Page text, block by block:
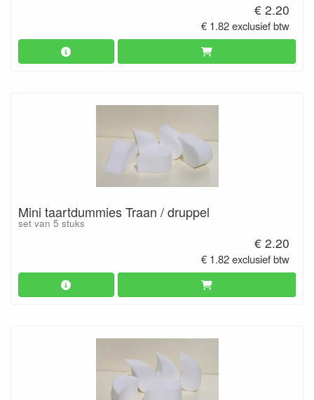
€ 2.20
€ 1.82 exclusief btw
Mini taartdummies Traan / druppel
set van 5 stuks
€ 2.20
€ 1.82 exclusief btw